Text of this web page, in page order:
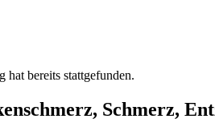
hat bereits stattgefunden.
Schmerz,